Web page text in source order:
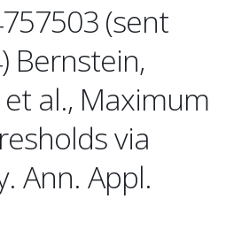
(sent
Bernstein,
al., Maximum
via
Ann. Appl.